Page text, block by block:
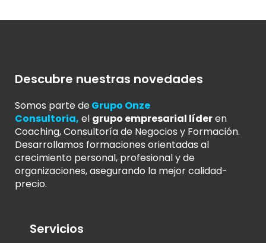
Descubre nuestras novedades
Somos parte deGrupo Onze
Consultoria, el grupo empresarial líderen
Coaching, Consultoría de Negocios y Formación.
Desarrollamos formaciones orientadas al
crecimiento personal, profesional y de
organizaciones, asegurando la mejor calidad-
precio.
Servicios